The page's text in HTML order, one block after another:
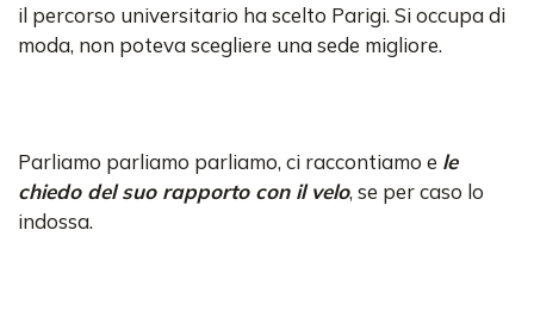
il percorso universitario ha scelto Parigi. Si occupa di
moda, non poteva scegliere una sede migliore.
Parliamo parliamo parliamo, ci raccontiamo e le
chiedo del suo rapporto con il velo, se per caso lo
indossa.